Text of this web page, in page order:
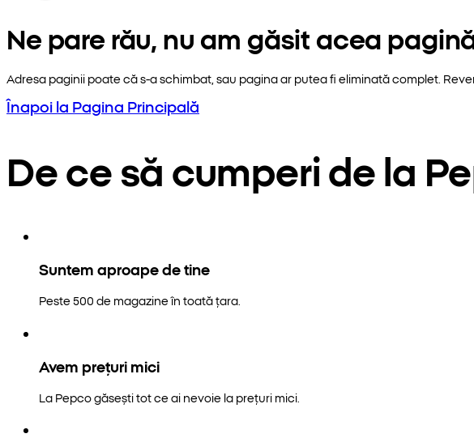
Ne pare rău, nu am găsit acea
Adresa paginii poate că s-a schimbat, sau pagina ar putea fi eliminată complet.
Înapoi la Pagina Principală
De ce să cumperi de la
Suntem aproape de tine
Peste 500 de magazine în toată țara.
Avem prețuri mici
La Pepco găsești tot ce ai nevoie la prețuri mici.